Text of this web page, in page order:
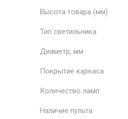
Высота товара (мм)
Тип светильника
Диаметр, мм
Покрытие каркаса
Количество ламп
Наличие пульта